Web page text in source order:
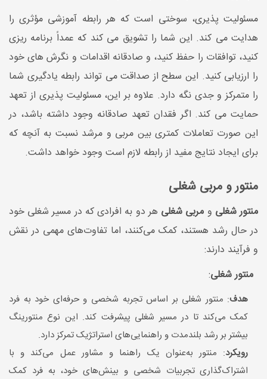
مسئولیت پذیری، سوختی است که هر رابطه آموزشی مؤثری را
هدایت می کند. این شما را تشویق می کند که عمداً برنامه ریزی
کنید، توافقات را حفظ کنید، و صادقانه اقدامات و نگرش های خود
را ارزیابی کنید. این سطح از صداقت می تواند رابطه یادگیری شما
را متمرکز و جدی نگه دارد. علاوه بر این، مسئولیت پذیری از تعهد
حمایت می کند. اگر فقدان تعهد صادقانه وجود داشته باشد، در
این صورت تعاملات کمتری بین مربی و مرشد نسبت به آنچه که
برای ایجاد نتایج مفید از رابطه لازم است وجود خواهد داشت.
منتور و مربی شغلی
منتور شغلی و مربی شغلی هر دو به افرادی که در مسیر شغلی خود
در حال رشد هستند، کمک می‌کنند، اما تفاوت‌های مهمی در نقش
و فرآیند دارند:
منتور شغلی:
هدف: منتور شغلی بر اساس تجربه شخصی و حرفه‌ای خود به فرد
کمک می‌کند تا در مسیر شغلی پیشرفت کند. این نوع منتورینگ
بیشتر بر رشد بلندمدت و راهنمایی‌های استراتژیک تمرکز دارد.
رویکرد: منتور به‌عنوان یک راهنما و مشاور عمل می‌کند و با
اشتراک‌گذاری تجربیات شخصی و بینش‌های خود، به فرد کمک